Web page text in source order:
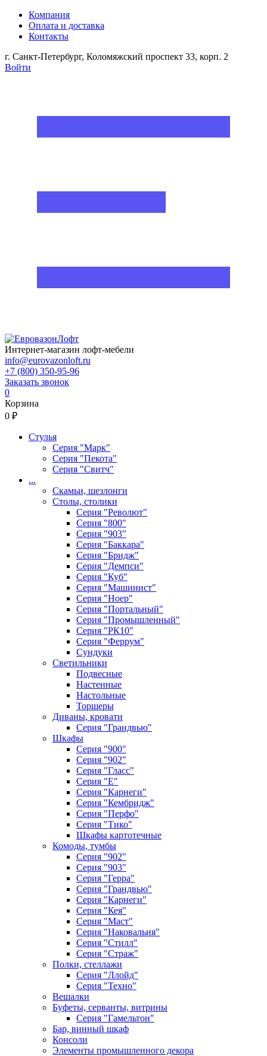
Компания
Оплата и доставка
Контакты
г. Санкт-Петербург, Коломяжский проспект 33, корп. 2
Войти
Интернет-магазин лофт-мебели
info@eurovazonloft.ru
+7 (800) 350-95-96
Заказать звонок
0
Корзина
0 ₽
Стулья
Серия "Марк"
Серия "Пекота"
Серия "Свитч"
...
Скамьи, шезлонги
Столы, столики
Серия "Револют"
Серия "800"
Серия "903"
Серия "Баккара"
Серия "Бридж"
Серия "Демпси"
Серия "Куб"
Серия "Машинист"
Серия "Ноер"
Серия "Портальный"
Серия "Промышленный"
Серия "РК10"
Серия "Феррум"
Сундуки
Светильники
Подвесные
Настенные
Настольные
Торшеры
Диваны, кровати
Серия "Грандвью"
Шкафы
Серия "900"
Серия "902"
Серия "Гласс"
Серия "Е"
Серия "Карнеги"
Серия "Кембридж"
Серия "Перфо"
Серия "Тико"
Шкафы картотечные
Комоды, тумбы
Серия "902"
Серия "903"
Серия "Герра"
Серия "Грандвью"
Серия "Карнеги"
Серия "Кея"
Серия "Маст"
Серия "Наковальня"
Серия "Стилл"
Серия "Страж"
Полки, стеллажи
Серия "Ллойд"
Серия "Техно"
Вешалки
Буфеты, серванты, витрины
Серия "Гамельтон"
Бар, винный шкаф
Консоли
Элементы промышленного декора